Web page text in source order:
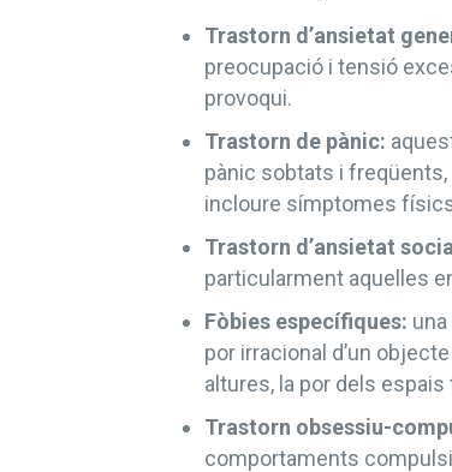
Trastorn d’ansietat
preocupació i tensió
provoqui.
Trastorn de pànic:
pànic sobtats i
incloure símptomes
Trastorn d’ansietat
particularment aquelles
Fòbies específiques:
por irracional d’un
altures, la por dels
Trastorn obsessiu-
comportaments